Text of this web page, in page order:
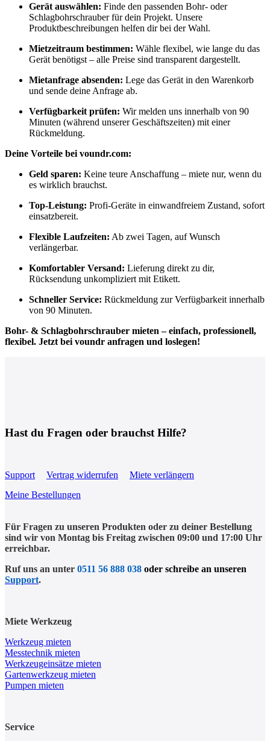
Gerät auswählen: Finde den passenden Bohr- oder
Schlagbohrschrauber für dein Projekt. Unsere
Produktbeschreibungen helfen dir bei der Wahl.
Mietzeitraum bestimmen: Wähle flexibel, wie lange du das
Gerät benötigst – alle Preise sind transparent dargestellt.
Mietanfrage absenden: Lege das Gerät in den Warenkorb
und sende deine Anfrage ab.
Verfügbarkeit prüfen: Wir melden uns innerhalb von 90
Minuten (während unserer Geschäftszeiten) mit einer
Rückmeldung.
Deine Vorteile bei voundr.com:
Geld sparen: Keine teure Anschaffung – miete nur, wenn du
es wirklich brauchst.
Top-Leistung: Profi-Geräte in einwandfreiem Zustand, sofort
einsatzbereit.
Flexible Laufzeiten: Ab zwei Tagen, auf Wunsch
verlängerbar.
Komfortabler Versand: Lieferung direkt zu dir,
Rücksendung unkompliziert mit Etikett.
Schneller Service: Rückmeldung zur Verfügbarkeit innerhalb
von 90 Minuten.
Bohr- & Schlagbohrschrauber mieten – einfach, professionell,
flexibel. Jetzt bei voundr anfragen und loslegen!
Hast du Fragen oder brauchst Hilfe?
Support Vertrag widerrufen
Miete verlängern
Meine Bestellungen
Für Fragen zu unseren Produkten oder zu deiner Bestellung
sind wir von Montag bis Freitag zwischen 09:00 und 17:00 Uhr
erreichbar.
Ruf uns an unter 0511 56 888 038 oder schreibe an unseren
Support.
Miete Werkzeug
Werkzeug mieten
Messtechnik mieten
Werkzeugeinsätze mieten
Gartenwerkzeug mieten
Pumpen mieten
Service